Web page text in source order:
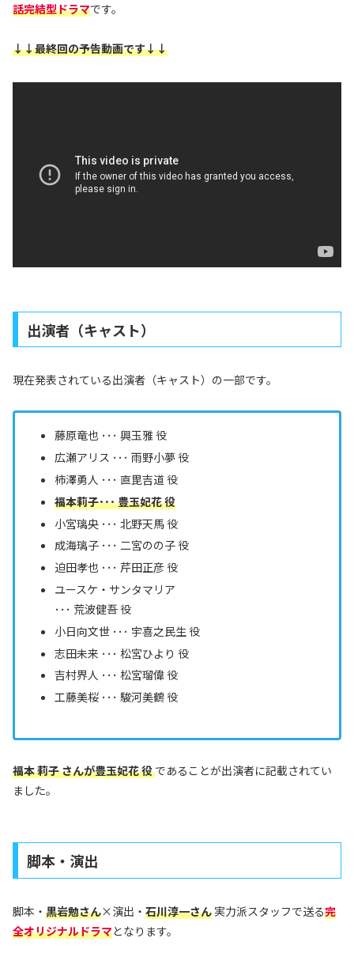
話完結型ドラマです。
↓↓最終回の予告動画です↓↓
出演者（キャスト）
現在発表されている出演者（キャスト）の一部です。
藤原竜也 ･･･ 興玉雅 役
広瀬アリス ･･･ 雨野小夢 役
柿澤勇人 ･･･ 直毘吉道 役
福本莉子･･･ 豊玉妃花 役
小宮璃央 ･･･ 北野天馬 役
成海璃子 ･･･ 二宮のの子 役
迫田孝也 ･･･ 芹田正彦 役
ユースケ・サンタマリア
･･･ 荒波健吾 役
小日向文世 ･･･ 宇喜之民生 役
志田未来 ･･･ 松宮ひより 役
吉村界人 ･･･ 松宮瑠偉 役
工藤美桜 ･･･ 駿河美鶴 役
福本 莉子 さんが豊玉妃花 役であることが出演者に記載されてい
ました。
脚本・演出
脚本・ 黒岩勉さん×演出・ 石川淳一さん実力派スタッフで送る完
全オリジナルドラマとなります。